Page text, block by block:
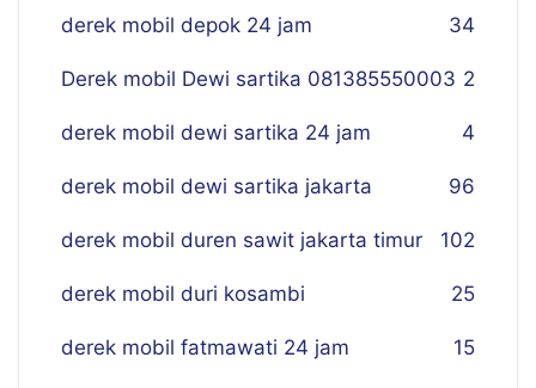
derek mobil depok 24 jam 34
Derek mobil Dewi sartika 081385550003 2
derek mobil dewi sartika 24 jam 4
derek mobil dewi sartika jakarta 96
derek mobil duren sawit jakarta timur 102
derek mobil duri kosambi 25
derek mobil fatmawati 24 jam 15